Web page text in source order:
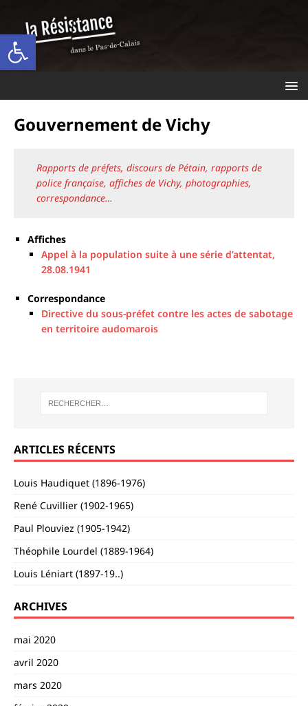
Ouvrir la barre d’outils
Gouvernement de Vichy
Rapports de préfets, discours de Pétain, rapports de
police française, affiches de Vichy, photographies,
correspondance…
Affiches
Appel à la population suite à une série d’attentat,
28.08.1941
Correspondance
Directive du sous-préfet contre les actes de sabotage
en territoire audomarois
ARTICLES RÉCENTS
Louis Haudiquet (1896-1976)
René Cuvillier (1902-1965)
Paul Plouviez (1905-1942)
Théophile Lourdel (1889-1964)
Louis Léniart (1897-19..)
ARCHIVES
mai 2020
avril 2020
mars 2020